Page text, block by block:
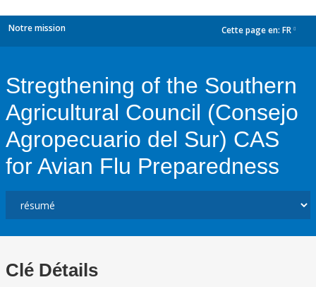
Notre mission Cette page en: FR
Stregthening of the Southern
Agricultural Council (Consejo
Agropecuario del Sur) CAS
for Avian Flu Preparedness
Clé Détails